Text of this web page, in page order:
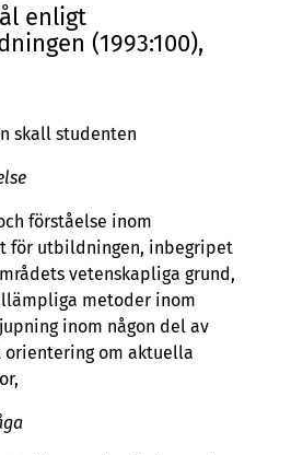
enligt
(1993:100),
skall studenten
förståelse inom
för utbildningen, inbegripet
vetenskapliga grund,
metoder inom
inom någon del av
orientering om aktuella